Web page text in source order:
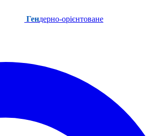
Гендерно-орієнтоване